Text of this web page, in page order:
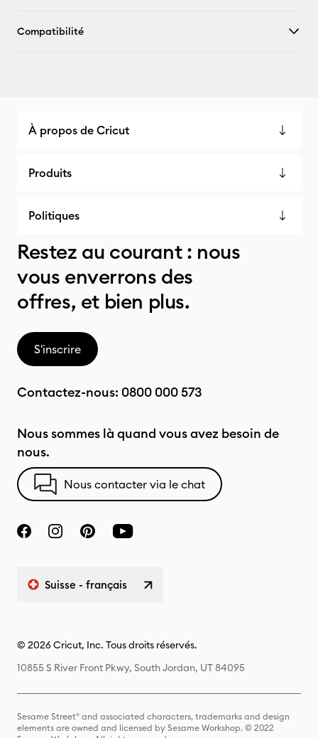
Compatibilité
À propos de Cricut
Produits
Politiques
Restez au courant : nous
vous enverrons des
offres, et bien plus.
S'inscrire
Contactez-nous: 0800 000 573
Nous sommes là quand vous avez besoin de
nous.
Nous contacter via le chat
Suisse - français
© 2026 Cricut, Inc. Tous droits réservés.
10855 S River Front Pkwy, South Jordan, UT 84095
Sesame Street® and associated characters, trademarks and design
elements are owned and licensed by Sesame Workshop. © 2022